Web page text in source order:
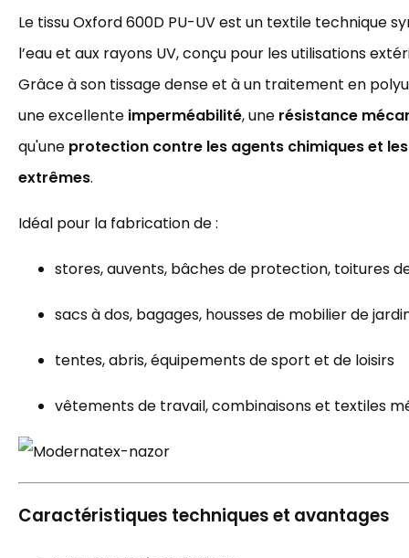
Le tissu Oxford 600D PU-UV est un textile technique
l’eau et aux rayons UV, conçu pour les utilisations
Grâce à son tissage dense et à un traitement en
une excellente imperméabilité, une résistance
qu'une protection contre les agents chimiques et
extrêmes.
Idéal pour la fabrication de :
stores, auvents, bâches de protection, toitures
sacs à dos, bagages, housses de mobilier de
tentes, abris, équipements de sport et de loisirs
vêtements de travail, combinaisons et textiles
Caractéristiques techniques et avantages